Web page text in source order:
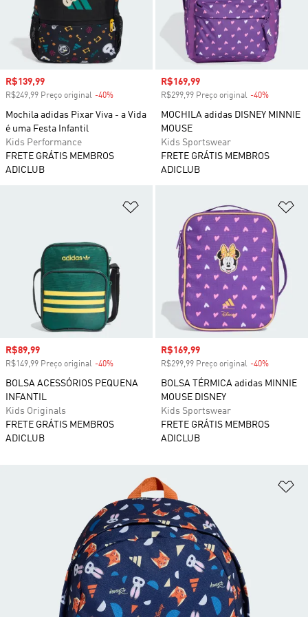
Preço com desconto
R$139,99
R$249,99 Preço original -40%
Mochila adidas Pixar Viva - a Vida
é uma Festa Infantil
Kids Performance
FRETE GRÁTIS MEMBROS
ADICLUB
Preço com desconto
R$169,99
R$299,99 Preço original -40%
MOCHILA adidas DISNEY MINNIE
MOUSE
Kids Sportswear
FRETE GRÁTIS MEMBROS
ADICLUB
Adicionar à Lista de Desejos
Preço com desconto
R$89,99
R$149,99 Preço original -40%
BOLSA ACESSÓRIOS PEQUENA
INFANTIL
Kids Originals
FRETE GRÁTIS MEMBROS
ADICLUB
Preço com desconto
R$169,99
R$299,99 Preço original -40%
BOLSA TÉRMICA adidas MINNIE
MOUSE DISNEY
Kids Sportswear
FRETE GRÁTIS MEMBROS
ADICLUB